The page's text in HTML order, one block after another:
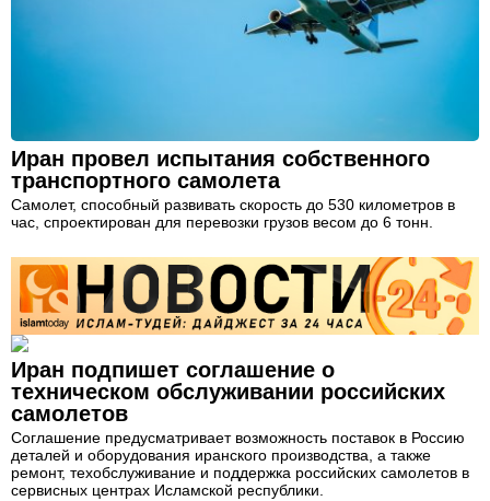
Иран провел испытания собственного
транспортного самолета
Самолет, способный развивать скорость до 530 километров в
час, спроектирован для перевозки грузов весом до 6 тонн.
Иран подпишет соглашение о
техническом обслуживании российских
самолетов
Соглашение предусматривает возможность поставок в Россию
деталей и оборудования иранского производства, а также
ремонт, техобслуживание и поддержка российских самолетов в
сервисных центрах Исламской республики.